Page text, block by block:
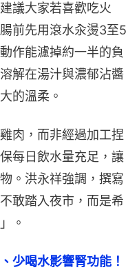
議大家若喜歡吃火
前先用滾水汆燙3至5
作能濾掉約一半的負
解在湯汁與濃郁沾醬
的溫柔。
肉，而非經過加工捏
保每日飲水量充足，讓
。洪永祥強調，撰寫
敢踏入夜市，而是希
。
少喝水影響腎功能！